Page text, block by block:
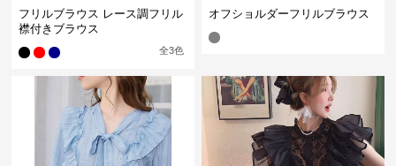
フリルブラウス レース調フリル
襟付きブラウス
全3色
オフショルダーフリルブラウス